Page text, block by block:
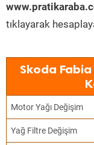
tıklayarak
Skoda Fabia
Motor Yağı Değişim
Yağ Filtre Değişim